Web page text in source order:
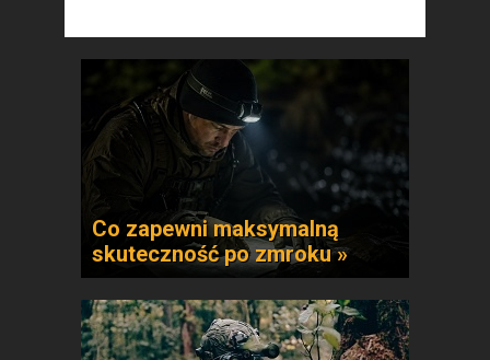
Co zapewni maksymalną
skuteczność po zmroku »